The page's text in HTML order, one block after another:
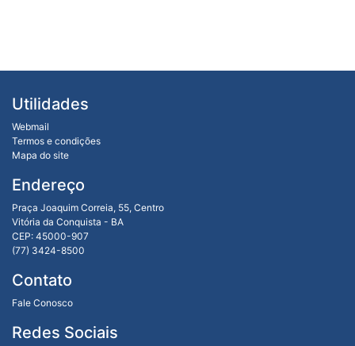
Utilidades
Webmail
Termos e condições
Mapa do site
Endereço
Praça Joaquim Correia, 55, Centro
Vitória da Conquista - BA
CEP: 45000-907
(77) 3424-8500
Contato
Fale Conosco
Redes Sociais